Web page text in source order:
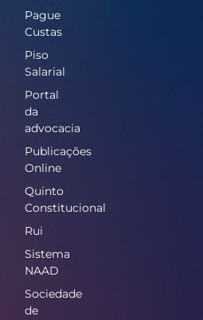
Pague
Custas
Piso
Salarial
Portal
da
advocacia
Publicações
Online
Quinto
Constitucional
Rui
Sistema
NAAD
Sociedade
de